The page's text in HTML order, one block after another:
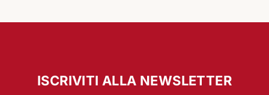
ISCRIVITI ALLA NEWSLETTER